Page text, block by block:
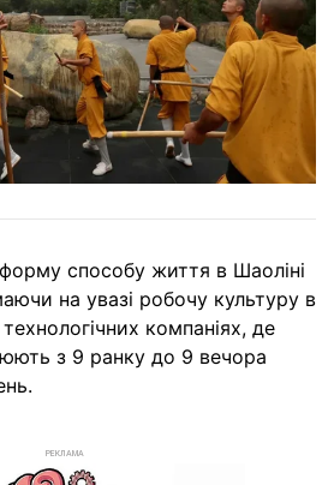
способу життя в Шаоліні
на увазі робочу культуру в
компаніях, де
з 9 ранку до 9 вечора
РЕКЛАМА